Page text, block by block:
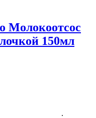
Молокоотсос
150мл
.